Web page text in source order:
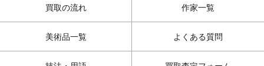
買取の流れ 作家一覧
美術品一覧 よくある質問